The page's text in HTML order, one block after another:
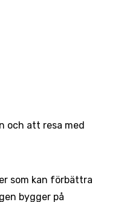
och att resa med
som kan förbättra
bygger på